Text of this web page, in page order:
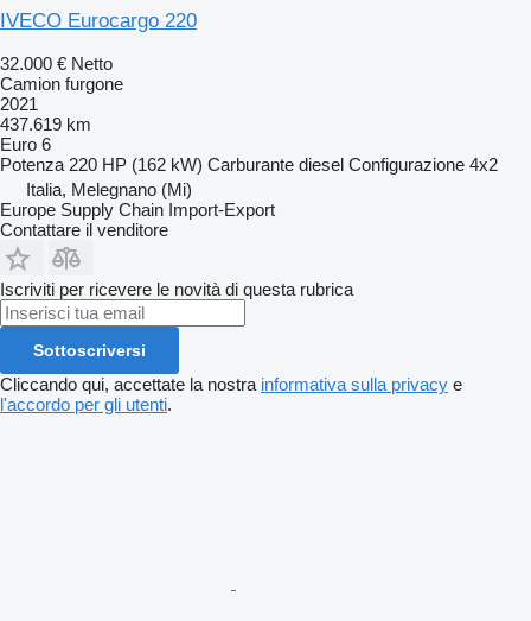
IVECO Eurocargo 220
32.000 € Netto
Camion furgone
2021
437.619 km
Euro 6
Potenza 220 HP (162 kW) Carburante diesel Configurazione 4x2
Italia, Melegnano (Mi)
Europe Supply Chain Import-Export
Contattare il venditore
Iscriviti per ricevere le novità di questa rubrica
Sottoscriversi
Cliccando qui, accettate la nostra informativa sulla privacy e
l'accordo per gli utenti.